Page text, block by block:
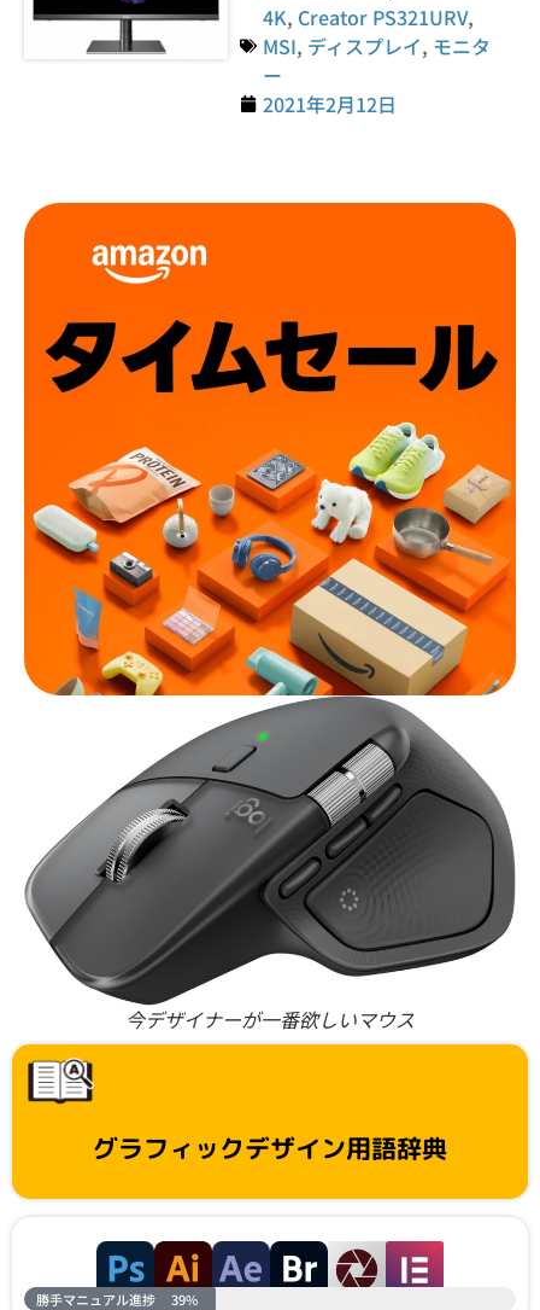
4K, Creator PS321URV,
MSI, ディスプレイ, モニタ
ー
2021年2月12日
今デザイナーが一番欲しいマウス
グラフィックデザイン用語辞典
勝手マニュアル進捗 39%